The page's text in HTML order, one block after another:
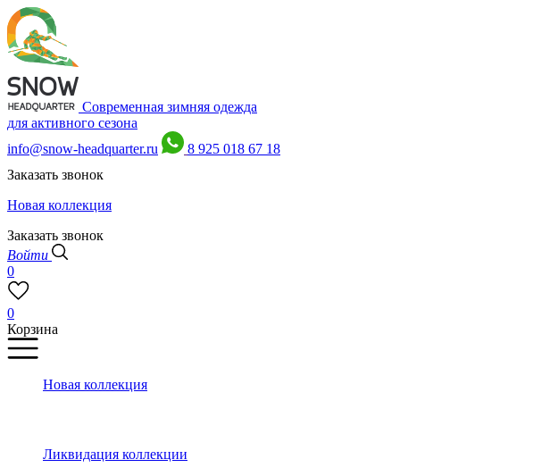
Современная зимняя одежда
для активного сезона
info@snow-headquarter.ru
8 925 018 67 18
Заказать звонок
Новая коллекция
Заказать звонок
Войти
0
0
Корзина
Новая коллекция
Ликвидация коллекции